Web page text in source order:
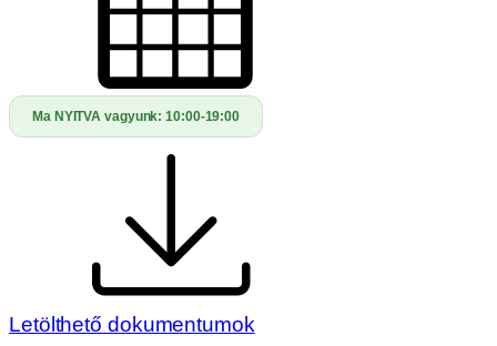
Ma NYITVA vagyunk:10:00-19:00
Letölthető dokumentumok